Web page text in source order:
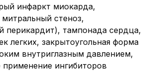
инфаркт миокарда,
стеноз,
перикардит), тампонада сердца,
легких, закрытоугольная форма
внутриглазным давлением,
ингибиторов